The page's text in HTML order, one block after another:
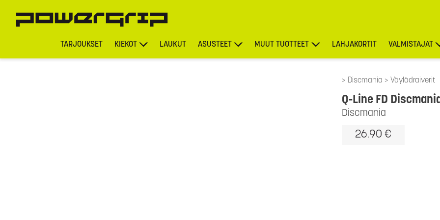
TARJOUKSET KIEKOT LAUKUT ASUSTEET MUUT TUOTTEET LAHJAKORTIT VALMISTAJAT
Discmania Väylädraiverit
Discmania
Q-Line FD
26.90 €